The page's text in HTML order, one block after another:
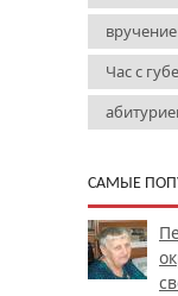
Час с
САМЫЕ